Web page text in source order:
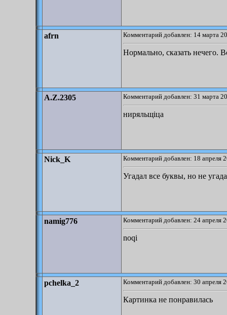
afrn Комментарий добавлен: 14 марта
Нормально, сказать нечего.
A.Z.2305 Комментарий добавлен: 31 марта
ниряльщіца
Nick_K Комментарий добавлен: 18 апреля
Угадал все буквы, но не
namig776 Комментарий добавлен: 24 апреля
noqi
pchelka_2 Комментарий добавлен: 30 апреля
Картинка не понравилась